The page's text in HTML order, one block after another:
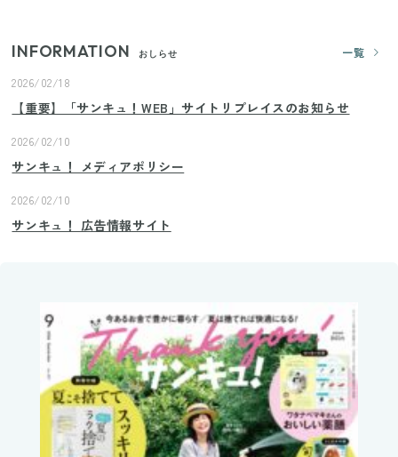
INFORMATION おしらせ
一覧
2026/02/18
【重要】「サンキュ！WEB」サイトリプレイスのお知らせ
2026/02/10
サンキュ！ メディアポリシー
2026/02/10
サンキュ！ 広告情報サイト